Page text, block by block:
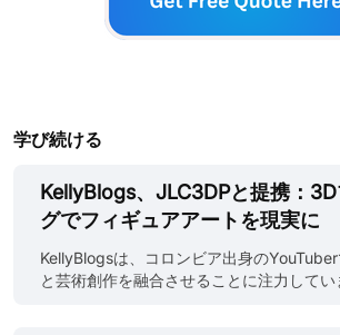
学び続ける
KellyBlogs、JLC3DPと提携：
グでフィギュアアートを現実に
KellyBlogsは、コロンビア出身の
と芸術創作を融合させることに注力して